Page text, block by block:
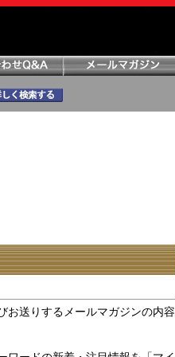
お送りするメールマガジンの内容